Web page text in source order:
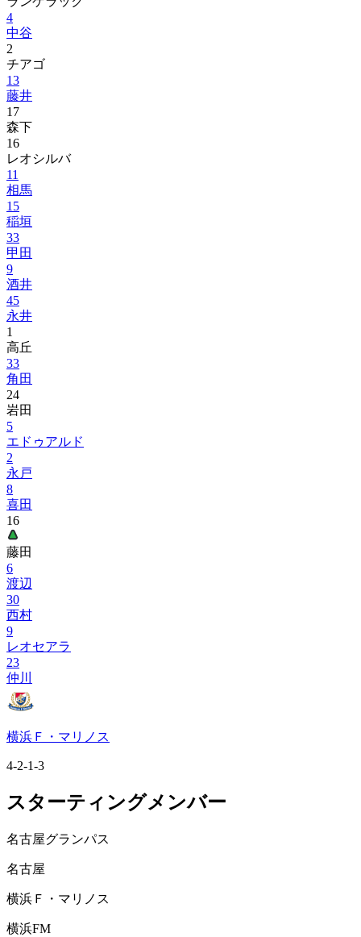
4
中谷
2
チアゴ
13
藤井
17
森下
16
レオシルバ
11
相馬
15
稲垣
33
甲田
9
酒井
45
永井
1
高丘
33
角田
24
岩田
5
エドゥアルド
2
永戸
8
喜田
16
藤田
6
渡辺
30
西村
9
レオセアラ
23
仲川
横浜Ｆ・マリノス
4-2-1-3
スターティングメンバー
名古屋グランパス
名古屋
横浜Ｆ・マリノス
横浜FM